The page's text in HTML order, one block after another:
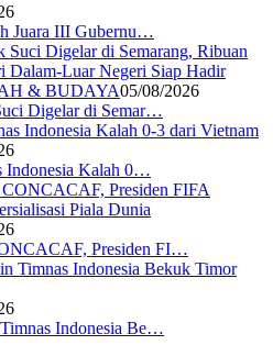
Juara III Gubernu…
& BUDAYA05/08/2026
Digelar di Semar…
Indonesia Kalah 0…
Presiden FI…
Indonesia Be…